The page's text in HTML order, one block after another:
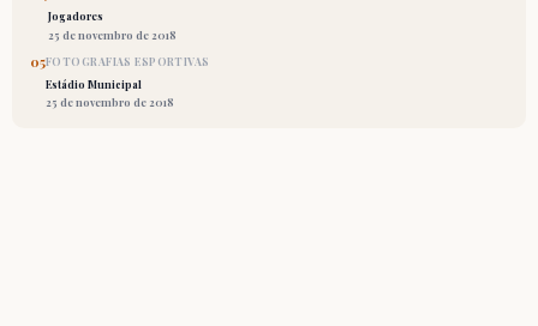
Jogadores
25 de novembro de 2018
05FOTOGRAFIAS ESPORTIVAS
Estádio Municipal
25 de novembro de 2018